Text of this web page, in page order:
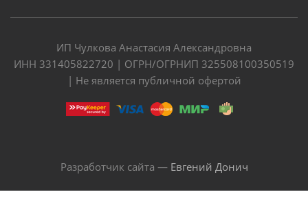
ИП Чулкова Анастасия Александровна
ИНН 331405822720 | ОГРН/ОГРНИП 325508100350519
| Не является публичной офертой
Разработчик сайта — Евгений Донич